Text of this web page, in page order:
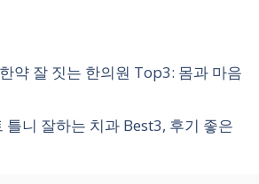
약 잘 짓는 한의원 Top3: 몸과 마음
틀니 잘하는 치과 Best3, 후기 좋은